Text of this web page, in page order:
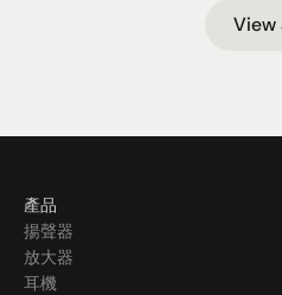
View
產品
揚聲器
放大器
耳機